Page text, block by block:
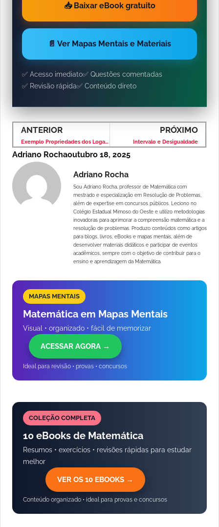
📥 Baixar eBook gratuito
📄 Ver Mapas Mentais e Materiais
✅ Acesso imediato✅ Questões comentadas
✅ Revisão rápida✅ Conteúdo direto
ANTERIOR
Exemplo Propriedades dos Logaritmos
PRÓXIMO
Intervalo e Desigualdade
Adriano Rochaoutubro 18, 2025
Adriano Rocha
Sou Adriano Rocha, professor de Matemática com
mestrado e especialização em Resolução de Problemas,
além de expertise em concursos públicos. Leciono no
Colégio Estadual Mimoso do Oeste e utilizo metodologias
inovadoras para aprimorar a compreensão matemática e a
resolução de problemas. Produzo conteúdos como artigos
para blogs, livros, eBooks e mapas mentais, além de
desenvolver materiais didáticos e participar de eventos
acadêmicos, sempre com o objetivo de contribuir para o
ensino e aprendizagem da Matemática.
MAPAS MENTAIS
Matemática em Mapas Mentais
Visual • organizado • fácil de memorizar
ACESSAR AGORA →
Ideal para revisão • provas • concursos
COLEÇÃO COMPLETA
10 eBooks de Matemática
Resumos • exercícios • revisões rápidas para estudar
melhor
VER OS 10 EBOOKS →
Conteúdo organizado • ideal para provas e concursos